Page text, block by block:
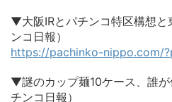
▼大阪IRとパチンコ特区構想と
ンコ日報）
https://pachinko-nippo.com/
▼謎のカップ麺10ケース、誰
チンコ日報）